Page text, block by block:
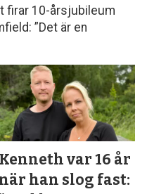
firar 10-årsjubileum
”Det är en
Kenneth var 16 år
när han slog fast: